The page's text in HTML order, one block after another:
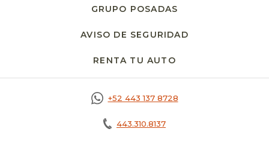
GRUPO POSADAS
AVISO DE SEGURIDAD
RENTA TU AUTO
+52 443 137 8728
443.310.8137